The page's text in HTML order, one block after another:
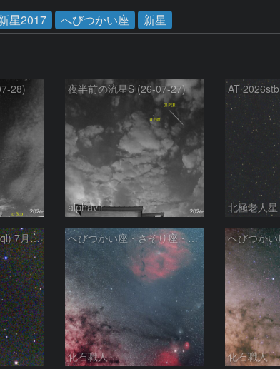
星2017 へびつかい座 新星
28) 夜半前の流星S (26-07-27)
alphavir
AT 2026stb
北極老人星
わし座 新星(V2104Aql) 7月9日 Seestar50 へびつかい座・さそり座・いて座と天の川
化石職人 化石職人